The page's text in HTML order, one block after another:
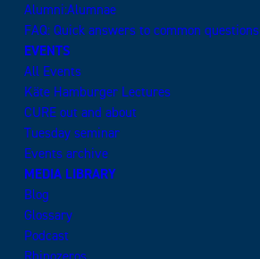
Alumni:Alumnae
FAQ: Quick answers to common questions
EVENTS
All Events
Käte Hamburger Lectures
CURE out and about
Tuesday seminar
Events archive
MEDIA LIBRARY
Blog
Glossary
Podcast